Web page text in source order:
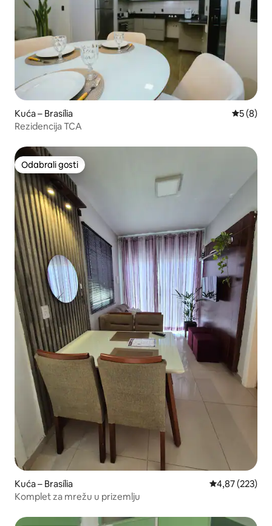
Kuća – Brasília
5 (8)
Rezidencija TCA
Odabrali gosti
Odabrali gosti
Kuća – Brasília Prosječna
4,87 (223)
Komplet za mrežu u prizemlju